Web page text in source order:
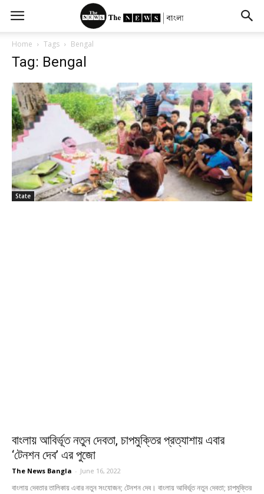
Home Tags Bengal
Tag: Bengal
State
বাংলায় আবির্ভূত নতুন দেবতা, চাপমুক্তির প্রত্যাশায় এবার
‘টেনশন দেব’ এর পুজো
The News Bangla - June 16, 2022
বাংলায় দেবতার তালিকায় এবার নতুন সংযোজন; টেনশন দেব। বাংলায় আবির্ভূত নতুন দেবতা; চাপমুক্তির